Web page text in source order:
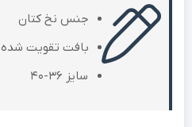
جنس نخ کتان
بافت تقویت شده
سایز 36-40